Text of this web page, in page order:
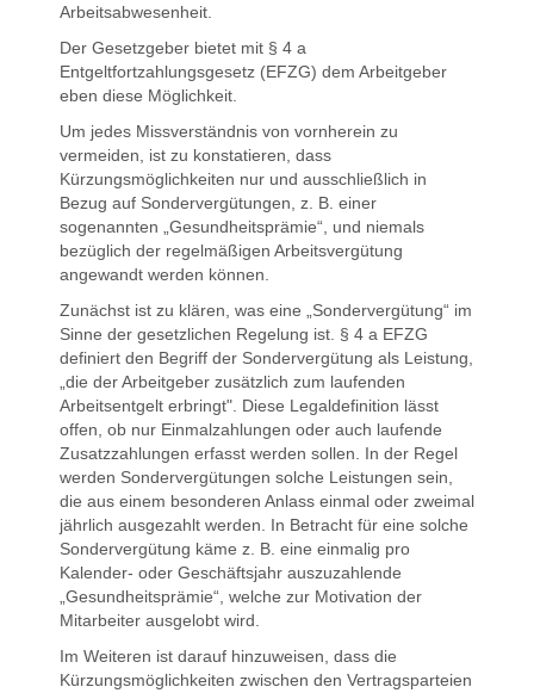
Arbeitsabwesenheit.
Der Gesetzgeber bietet mit § 4 a
Entgeltfortzahlungsgesetz (EFZG) dem Arbeitgeber
eben diese Möglichkeit.
Um jedes Missverständnis von vornherein zu
vermeiden, ist zu konstatieren, dass
Kürzungsmöglichkeiten nur und ausschließlich in
Bezug auf Sondervergütungen, z. B. einer
sogenannten „Gesundheitsprämie“, und niemals
bezüglich der regelmäßigen Arbeitsvergütung
angewandt werden können.
Zunächst ist zu klären, was eine „Sondervergütung“ im
Sinne der gesetzlichen Regelung ist. § 4 a EFZG
definiert den Begriff der Sondervergütung als Leistung,
„die der Arbeitgeber zusätzlich zum laufenden
Arbeitsentgelt erbringt". Diese Legaldefinition lässt
offen, ob nur Einmalzahlungen oder auch laufende
Zusatzzahlungen erfasst werden sollen. In der Regel
werden Sondervergütungen solche Leistungen sein,
die aus einem besonderen Anlass einmal oder zweimal
jährlich ausgezahlt werden. In Betracht für eine solche
Sondervergütung käme z. B. eine einmalig pro
Kalender- oder Geschäftsjahr auszuzahlende
„Gesundheitsprämie“, welche zur Motivation der
Mitarbeiter ausgelobt wird.
Im Weiteren ist darauf hinzuweisen, dass die
Kürzungsmöglichkeiten zwischen den Vertragsparteien